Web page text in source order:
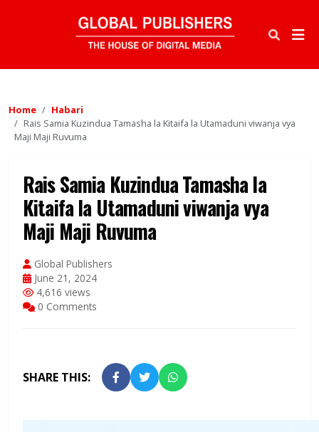
Home
Habari
Rais Samia Kuzindua Tamasha la Kitaifa la Utamaduni viwanja vya
Maji Maji Ruvuma
Rais Samia Kuzindua Tamasha la
Kitaifa la Utamaduni viwanja vya
Maji Maji Ruvuma
Global Publishers
June 21, 2024
4,616 views
0 Comments
SHARE THIS: